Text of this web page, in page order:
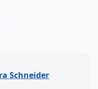
Schneider